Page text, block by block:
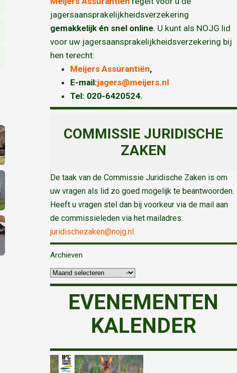
jagersaansprakelijkheidsverzekering
gemakkelijk én snel online. U kunt als NOJG lid
voor uw jagersaansprakelijkheidsverzekering bij
hen terecht:
Meijers Assurantiën,
E-mail:jagers@meijers.nl
Tel: 020-6420524.
COMMISSIE JURIDISCHE
ZAKEN
De taak van de Commissie Juridische Zaken is om
uw vragen als lid zo goed mogelijk te beantwoorden.
Heeft u vragen stel dan bij voorkeur via de mail aan
de commissieleden via het mailadres:
juridischezaken@nojg.nl.
Archieven
EVENEMENTEN
KALENDER